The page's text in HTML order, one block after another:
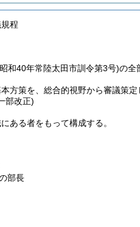
程
和40年常陸太田市訓令第3号)の全
方策を、総合的視野から審議策
部改正)
ある者をもって構成する。
部長